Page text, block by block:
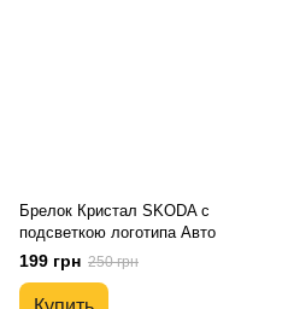
Брелок Кристал SKODA с
подсветкою логотипа Авто
199 грн 250 грн